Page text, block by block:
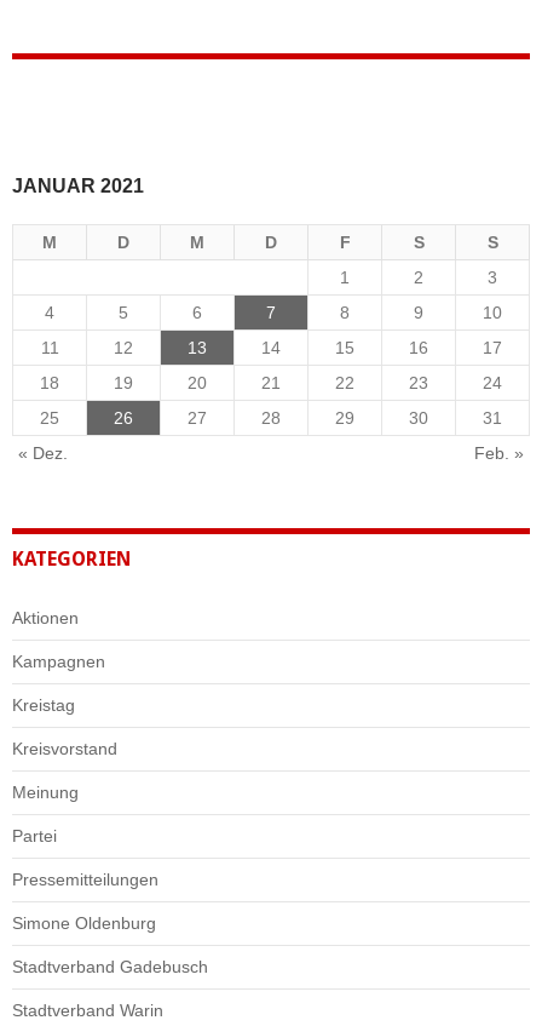
JANUAR 2021
M D M D F S
S
1
2
3
4
5 6 7 8 9
10
11
12 13 14 15 16
17
18
19 20 21 22 23
24
25
26 27 28 29 30
31
« Dez.
Feb. »
KATEGORIEN
Aktionen
Kampagnen
Kreistag
Kreisvorstand
Meinung
Partei
Pressemitteilungen
Simone Oldenburg
Stadtverband Gadebusch
Stadtverband Warin